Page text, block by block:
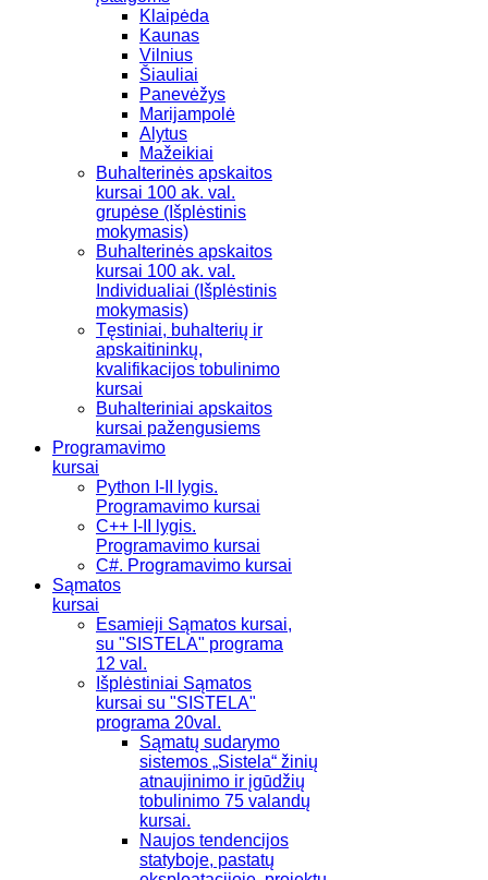
Klaipėda
Kaunas
Vilnius
Šiauliai
Panevėžys
Marijampolė
Alytus
Mažeikiai
Buhalterinės apskaitos
kursai 100 ak. val.
grupėse (Išplėstinis
mokymasis)
Buhalterinės apskaitos
kursai 100 ak. val.
Individualiai (Išplėstinis
mokymasis)
Tęstiniai, buhalterių ir
apskaitininkų,
kvalifikacijos tobulinimo
kursai
Buhalteriniai apskaitos
kursai pažengusiems
Programavimo
kursai
Python I-II lygis.
Programavimo kursai
C++ I-II lygis.
Programavimo kursai
C#. Programavimo kursai
Sąmatos
kursai
Esamieji Sąmatos kursai,
su "SISTELA" programa
12 val.
Išplėstiniai Sąmatos
kursai su "SISTELA"
programa 20val.
Sąmatų sudarymo
sistemos „Sistela“ žinių
atnaujinimo ir įgūdžių
tobulinimo 75 valandų
kursai.
Naujos tendencijos
statyboje, pastatų